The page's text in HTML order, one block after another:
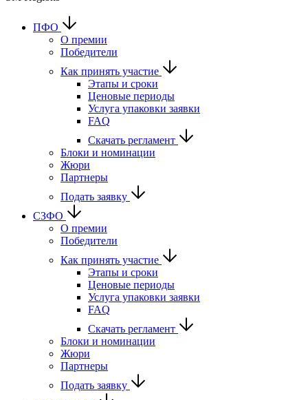
ПФО
О премии
Победители
Как принять участие
Этапы и сроки
Ценовые периоды
Услуга упаковки заявки
FAQ
Скачать регламент
Блоки и номинации
Жюри
Партнеры
Подать заявку
СЗФО
О премии
Победители
Как принять участие
Этапы и сроки
Ценовые периоды
Услуга упаковки заявки
FAQ
Скачать регламент
Блоки и номинации
Жюри
Партнеры
Подать заявку